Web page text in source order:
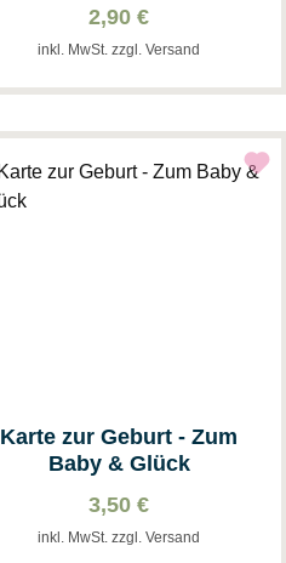
2,90 €
inkl. MwSt. zzgl. Versand
Karte zur Geburt - Zum
Baby & Glück
3,50 €
inkl. MwSt. zzgl. Versand